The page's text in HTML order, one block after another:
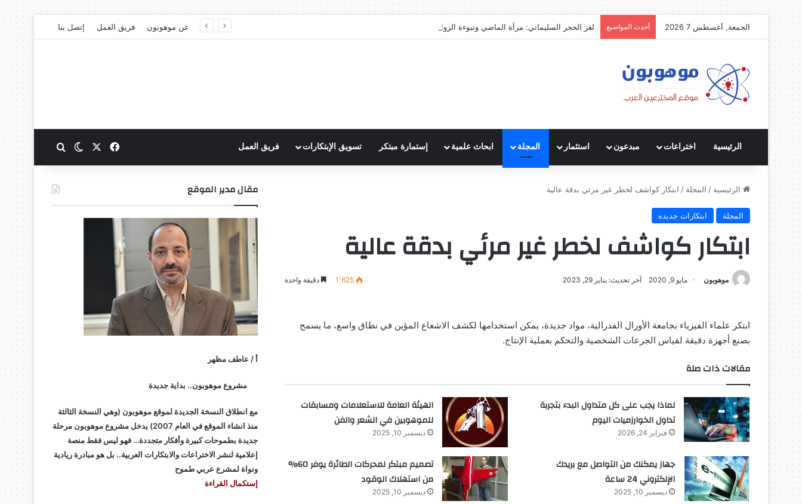
الجمعة, أغسطس 7 2026 أحدث المواضيع لغز الحجر السليماني: مرآة الماضي ونبوءة الزوال عن موهوبون فريق العمل إتصل بنا
الرئيسية اختراعات مبدعون استثمار المجلة ابحاث علمية إستمارة مبتكر تسويق الإبتكارات فريق العمل فيسبوك الوضع المظلم
بحث عن
الرئيسية / المجلة / ابتكار كواشف لخطر غير مرئي بدقة عالية
المجلة ابتكارات جديده
ابتكار كواشف لخطر غير مرئي بدقة عالية
موهوبون مايو 9, 2020 آخر تحديث: يناير 29, 2023 1٬625 دقيقة واحدة
ابتكر علماء الفيزياء بجامعة الأورال الفدرالية، مواد جديدة، يمكن استخدامها لكشف الاشعاع المؤين في نطاق واسع، ما يسمح
بصنع أجهزة دقيقة لقياس الجرعات الشخصية والتحكم بعملية الإنتاج.
مقالات ذات صلة
لماذا يجب على كل متداول البدء بتجربة
تداول الخوارزميات اليوم
فبراير 24, 2026
الهيئة العامة للاستعلامات ومسابقات
للموهوبين في الشعر والفن
ديسمبر 10, 2025
جهاز يمكنك من التواصل مع بريدك
الإلكتروني 24 ساعة
ديسمبر 10, 2025
تصميم مبتكر لمحركات الطائرة يوفر 60%
من استهلاك الوقود
ديسمبر 10, 2025
مقال مدير الموقع
أ / عاطف مظهر
مشروع موهوبون.. بداية جديدة
مع انطلاق النسخة الجديدة لموقع موهوبون (وهي النسخة الثالثة
منذ انشاء الموقع في العام 2007) يدخل مشروع موهوبون مرحلة
جديدة بطموحات كبيرة وأفكار متجددة… فهو ليس فقط منصة
إعلامية لنشر الاختراعات والابتكارات العربية.. بل هو مبادرة ريادية
ونواة لمشرع عربي طموح
إستكمال القراءة